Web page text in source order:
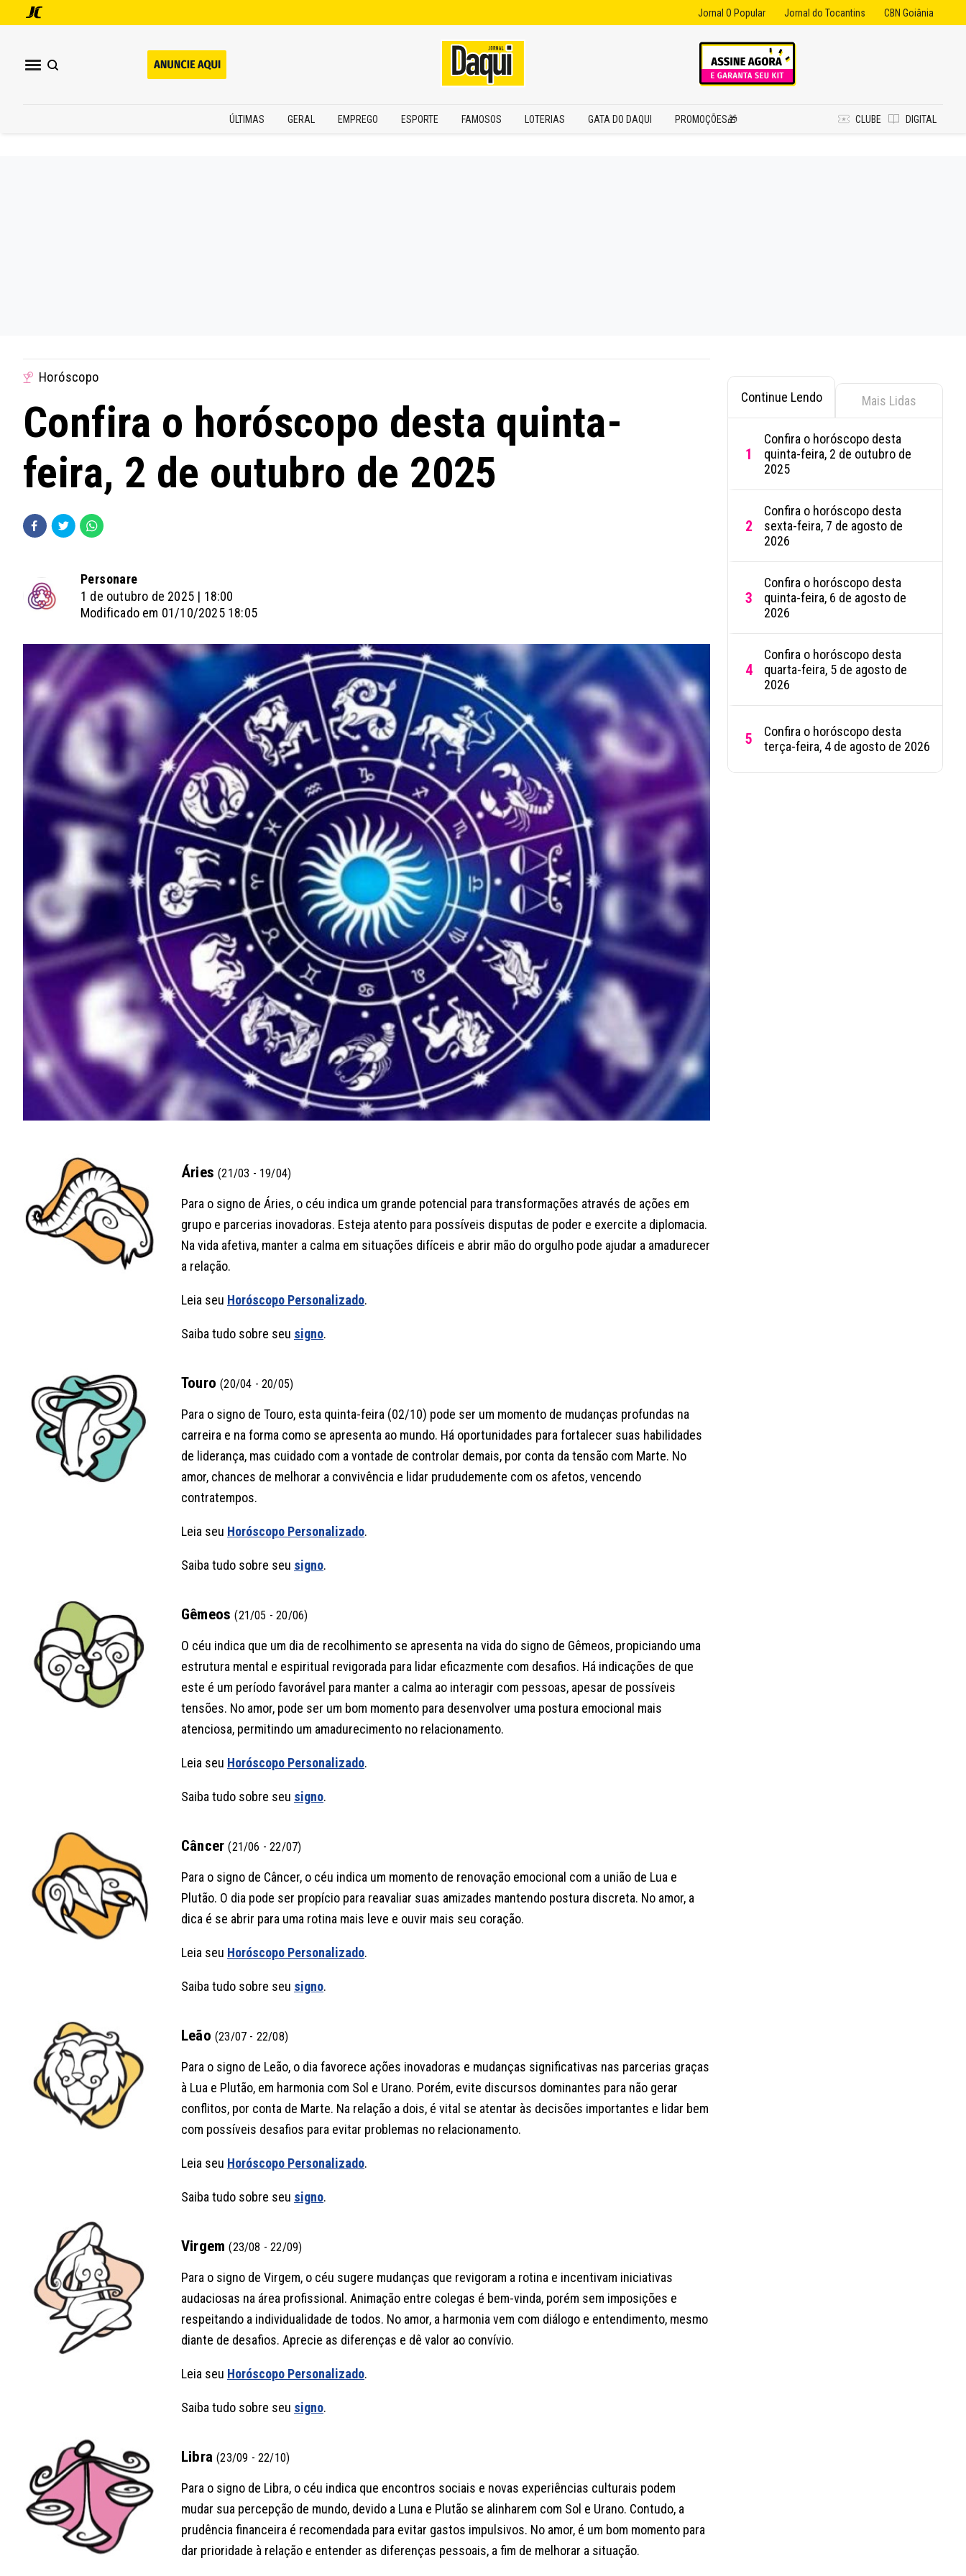
Jornal O Popular Jornal do Tocantins CBN Goiânia
ÚLTIMAS GERAL EMPREGO ESPORTE FAMOSOS LOTERIAS GATA DO DAQUI PROMOÇÕES🎁 CLUBE DIGITAL
Horóscopo
Confira o horóscopo desta quinta-
feira, 2 de outubro de 2025
Personare
1 de outubro de 2025 | 18:00
Modificado em 01/10/2025 18:05
Áries(21/03 - 19/04)
Para o signo de Áries, o céu indica um grande potencial para transformações através de ações em
grupo e parcerias inovadoras. Esteja atento para possíveis disputas de poder e exercite a diplomacia.
Na vida afetiva, manter a calma em situações difíceis e abrir mão do orgulho pode ajudar a amadurecer
a relação.
Leia seu Horóscopo Personalizado.
Saiba tudo sobre seu signo.
Touro(20/04 - 20/05)
Para o signo de Touro, esta quinta-feira (02/10) pode ser um momento de mudanças profundas na
carreira e na forma como se apresenta ao mundo. Há oportunidades para fortalecer suas habilidades
de liderança, mas cuidado com a vontade de controlar demais, por conta da tensão com Marte. No
amor, chances de melhorar a convivência e lidar prududemente com os afetos, vencendo
contratempos.
Leia seu Horóscopo Personalizado.
Saiba tudo sobre seu signo.
Gêmeos(21/05 - 20/06)
O céu indica que um dia de recolhimento se apresenta na vida do signo de Gêmeos, propiciando uma
estrutura mental e espiritual revigorada para lidar eficazmente com desafios. Há indicações de que
este é um período favorável para manter a calma ao interagir com pessoas, apesar de possíveis
tensões. No amor, pode ser um bom momento para desenvolver uma postura emocional mais
atenciosa, permitindo um amadurecimento no relacionamento.
Leia seu Horóscopo Personalizado.
Saiba tudo sobre seu signo.
Câncer(21/06 - 22/07)
Para o signo de Câncer, o céu indica um momento de renovação emocional com a união de Lua e
Plutão. O dia pode ser propício para reavaliar suas amizades mantendo postura discreta. No amor, a
dica é se abrir para uma rotina mais leve e ouvir mais seu coração.
Leia seu Horóscopo Personalizado.
Saiba tudo sobre seu signo.
Leão (23/07 - 22/08)
Para o signo de Leão, o dia favorece ações inovadoras e mudanças significativas nas parcerias graças
à Lua e Plutão, em harmonia com Sol e Urano. Porém, evite discursos dominantes para não gerar
conflitos, por conta de Marte. Na relação a dois, é vital se atentar às decisões importantes e lidar bem
com possíveis desafios para evitar problemas no relacionamento.
Leia seu Horóscopo Personalizado.
Saiba tudo sobre seu signo.
Virgem(23/08 - 22/09)
Para o signo de Virgem, o céu sugere mudanças que revigoram a rotina e incentivam iniciativas
audaciosas na área profissional. Animação entre colegas é bem-vinda, porém sem imposições e
respeitando a individualidade de todos. No amor, a harmonia vem com diálogo e entendimento, mesmo
diante de desafios. Aprecie as diferenças e dê valor ao convívio.
Leia seu Horóscopo Personalizado.
Saiba tudo sobre seu signo.
Libra(23/09 - 22/10)
Para o signo de Libra, o céu indica que encontros sociais e novas experiências culturais podem
mudar sua percepção de mundo, devido a Luna e Plutão se alinharem com Sol e Urano. Contudo, a
prudência financeira é recomendada para evitar gastos impulsivos. No amor, é um bom momento para
dar prioridade à relação e entender as diferenças pessoais, a fim de melhorar a situação.
Continue Lendo Mais Lidas
1
Confira o horóscopo desta
quinta-feira, 2 de outubro de
2025
2
Confira o horóscopo desta
sexta-feira, 7 de agosto de
2026
3
Confira o horóscopo desta
quinta-feira, 6 de agosto de
2026
4
Confira o horóscopo desta
quarta-feira, 5 de agosto de
2026
5
Confira o horóscopo desta
terça-feira, 4 de agosto de 2026